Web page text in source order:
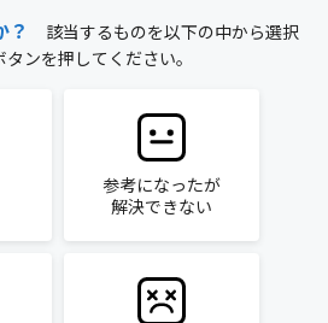
？
該当するものを以下の中から選択
タンを押してください。
参考になったが
解決できない